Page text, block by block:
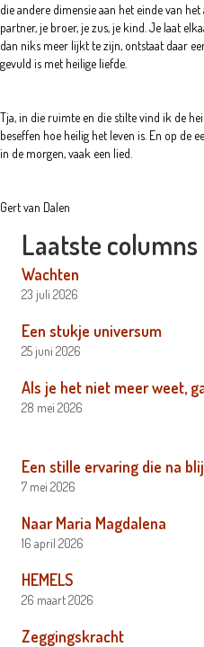
die andere dimensie aan het einde van
partner, je broer, je zus, je kind. Je laat
dan niks meer lijkt te zijn, ontstaat daar
gevuld is met heilige liefde.
Tja, in die ruimte en die stilte vind ik de
beseffen hoe heilig het leven is. En op de
in de morgen, vaak een lied.
Gert van Dalen
Laatste columns
Wachten
23 juli 2026
Een stukje universum
25 juni 2026
Als je het niet meer weet,
28 mei 2026
Een stille ervaring die na
7 mei 2026
Naar Maria Magdalena
16 april 2026
HEMELS
26 maart 2026
Zeggingskracht